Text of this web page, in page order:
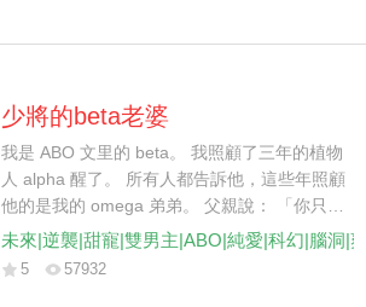
少將的beta老婆
我是 ABO 文里的 beta。 我照顧了三年的植物
人 alpha 醒了。 所有人都告訴他，這些年照顧
他的是我的 omega 弟弟。 父親說： 「你只是
個 beta，他是帝國最有前途的少將，你跟他沒
結果的，還不如讓你弟弟頂替你與他聯姻。」
未來|逆襲|甜寵|雙男主|ABO|純愛|科幻|腦洞|
5 57932